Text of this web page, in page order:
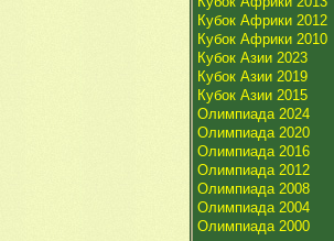
Кубок Африки 2012
Кубок Африки 2010
Кубок Азии 2023
Кубок Азии 2019
Кубок Азии 2015
Олимпиада 2024
Олимпиада 2020
Олимпиада 2016
Олимпиада 2012
Олимпиада 2008
Олимпиада 2004
Олимпиада 2000